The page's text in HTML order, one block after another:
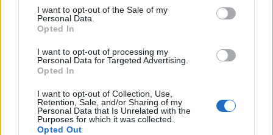
consent section.
I want to opt-out of the Sale of my
Personal Data.
Opted In
I want to opt-out of processing my
Personal Data for Targeted Advertising.
Opted In
I want to opt-out of Collection, Use,
Retention, Sale, and/or Sharing of my
Personal Data that Is Unrelated with the
Purposes for which it was collected.
Opted Out
Cosmetici cooling: la nuova tendenza beauty in Cina
per l’estate 2026
Camilla Fiore · 9 Ago 2026
BELLEZZA